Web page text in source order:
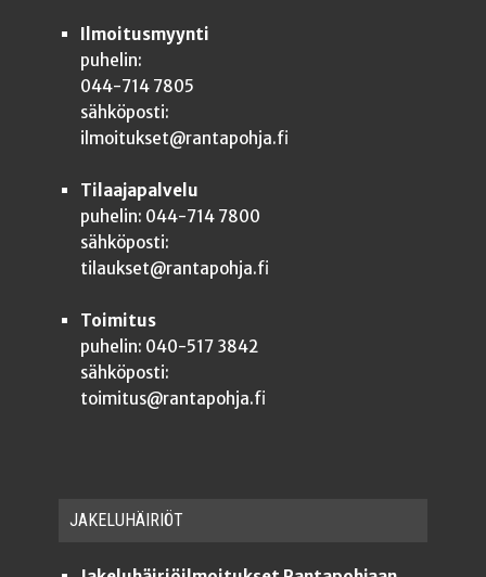
Ilmoitusmyynti
puhelin:
044-714 7805
sähköposti:
ilmoitukset@rantapohja.fi
Tilaajapalvelu
puhelin: 044-714 7800
sähköposti:
tilaukset@rantapohja.fi
Toimitus
puhelin: 040-517 3842
sähköposti:
toimitus@rantapohja.fi
JAKE­LU­HÄI­RIÖT